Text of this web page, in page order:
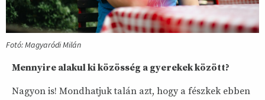
Fotó: Magyaródi Milán
Mennyire alakul ki közösség a gyerekek között?
Nagyon is! Mondhatjuk talán azt, hogy a fészkek ebben